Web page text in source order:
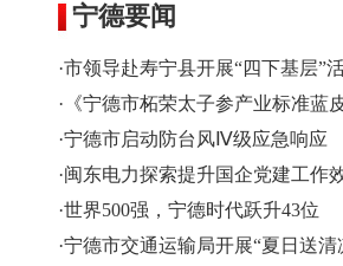
宁德要闻
·市领导赴寿宁县开展“四下基层”
·《宁德市柘荣太子参产业标准蓝
·宁德市启动防台风Ⅳ级应急响应
·闽东电力探索提升国企党建工作
·世界500强，宁德时代跃升43位
·宁德市交通运输局开展“夏日送清